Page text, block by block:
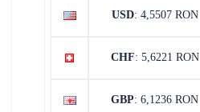
USD: 4,5507 RON
CHF: 5,6221 RON
GBP: 6,1236 RON